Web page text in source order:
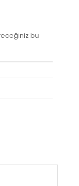
bu